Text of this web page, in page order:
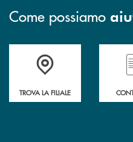
Come possiamo
Accedi all' elenco
TROVA LA FILIALE
Hai